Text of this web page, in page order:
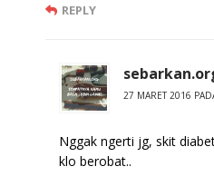
REPLY
27 MARET 2016
Nggak ngerti jg, skit
klo berobat..